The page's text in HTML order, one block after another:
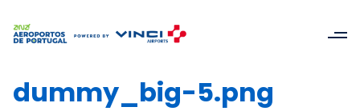
dummy_big-5.png